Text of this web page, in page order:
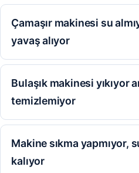
Çamaşır makinesi su
yavaş alıyor
Bulaşık makinesi yıkıyor
temizlemiyor
Makine sıkma yapmıyor,
kalıyor